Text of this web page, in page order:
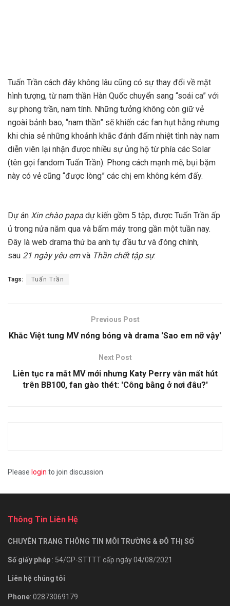
Tuấn Trần cách đây không lâu cũng có sự thay đổi về mặt
hình tượng, từ nam thần Hàn Quốc chuyển sang “soái ca” với
sự phong trần, nam tính. Những tưởng không còn giữ vẻ
ngoài bảnh bao, “nam thần” sẽ khiến các fan hụt hẫng nhưng
khi chia sẻ những khoảnh khắc đánh đấm nhiệt tình này nam
diễn viên lại nhận được nhiều sự ủng hộ từ phía các Solar
(tên gọi fandom Tuấn Trần). Phong cách mạnh mẽ, bụi bặm
này có vẻ cũng “được lòng” các chị em không kém đấy.
Dự án Xin chào papa dự kiến gồm 5 tập, được Tuấn Trần ấp
ủ trong nửa năm qua và bấm máy trong gần một tuần nay.
Đây là web drama thứ ba anh tự đầu tư và đóng chính,
sau 21 ngày yêu emvà Thần chết tập sự.
Tags: Tuấn Trần
Previous Post
Khắc Việt tung MV nóng bỏng và drama 'Sao em nỡ vậy'
Next Post
Liên tục ra mắt MV mới nhưng Katy Perry vẫn mất hút
trên BB100, fan gào thét: 'Công bằng ở nơi đâu?'
Please login to join discussion
Thông Tin Liên Hệ
CHUYÊN TRANG THÔNG TIN MÔI TRƯỜNG & ĐÔ THỊ SỐ
Số giấy phép : 54/GP-STTTT cấp ngày 04/08/2021
Liên hệ chúng tôi
Phone: 02873069179